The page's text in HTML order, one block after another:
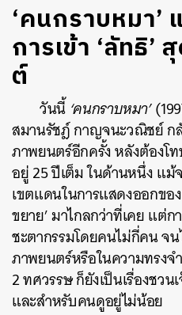
‘คนกราบหมา’
การเข้า ‘ลัทธิ’
ต์
วันนี้ ‘คนกราบหมา’
สมานรัชฎ์ กาญจนะวณิชย์ กลั
ภาพยนตร์อีกครั้ง หลังต้องโ
อยู่ 25 ปีเต็ม ในด้านหนึ่ง แม้
เขตแดนในการแสดงออกขอ
ขยาย’ มาไกลกว่าที่เคย แต่
ชะตากรรมโดยคนไม่กี่คน จ
ภาพยนตร์หรือในความทรง
2 ทศวรรษ ก็ยังเป็นเรื่องชว
และสำหรับคนดูอยู่ไม่น้อย